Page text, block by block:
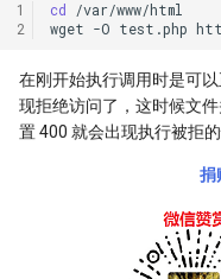
1
2
cd
/var/www/html
wget -O test.php
在刚开始执行调用时是可
现拒绝访问了，这时候文
置 400 就会出现执行被拒的
捐